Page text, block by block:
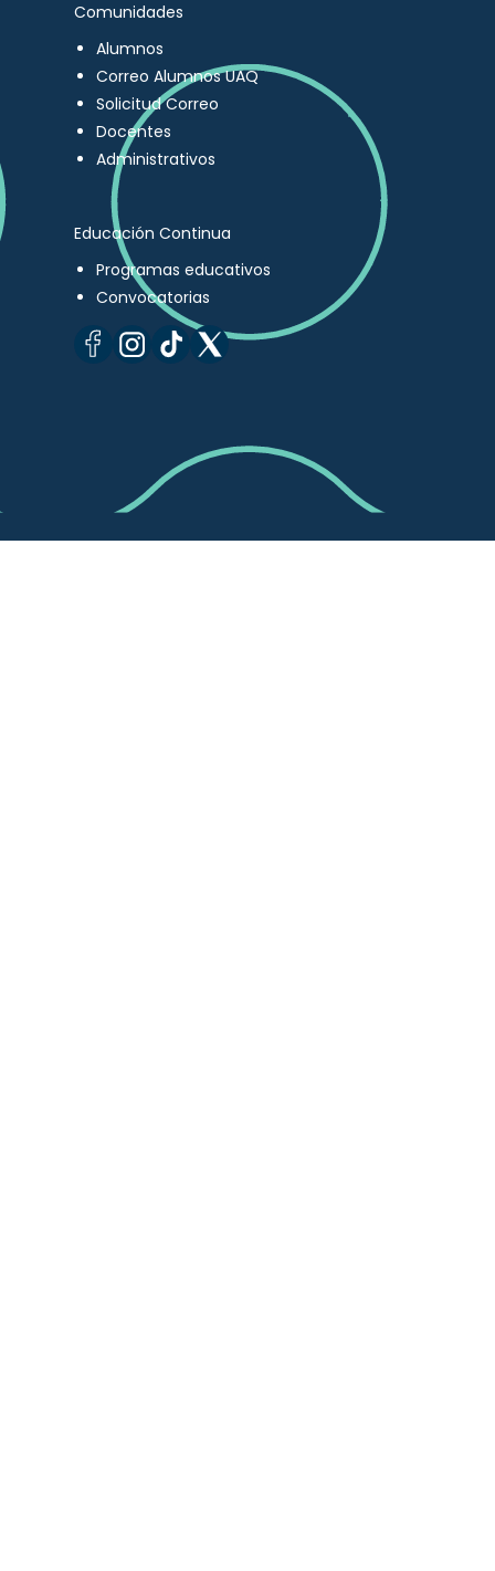
Comunidades
Alumnos
Correo Alumnos UAQ
Solicitud Correo
Docentes
Administrativos
Educación Continua
Programas educativos
Convocatorias